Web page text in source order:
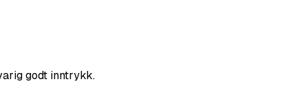
godt inntrykk.